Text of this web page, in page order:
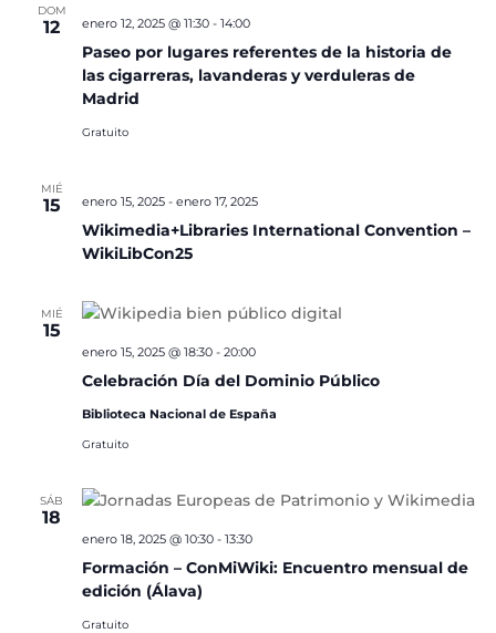
DOM
12
Paseo por lugares referentes de la historia de
las cigarreras, lavanderas y verduleras de
Madrid
enero 12, 2025 @ 11:30- 14:00
Gratuito
MIÉ
15
Wikimedia+Libraries International Convention –
WikiLibCon25
enero 15, 2025- enero 17, 2025
MIÉ
15
Celebración Día del Dominio Público
enero 15, 2025 @ 18:30- 20:00
Biblioteca Nacional de España
Gratuito
SÁB
18
Formación – ConMiWiki: Encuentro mensual de
edición (Álava)
enero 18, 2025 @ 10:30- 13:30
Gratuito